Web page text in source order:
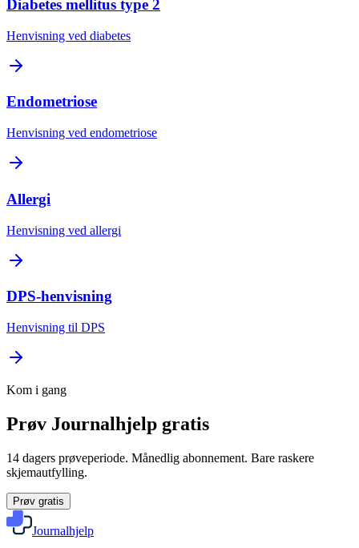
Diabetes mellitus type 2
Henvisning ved diabetes
Endometriose
Henvisning ved endometriose
Allergi
Henvisning ved allergi
DPS-henvisning
Henvisning til DPS
Kom i gang
Prøv Journalhjelp gratis
14 dagers prøveperiode. Månedlig abonnement. Bare raskere
skjemautfylling.
Prøv gratis
Journalhjelp